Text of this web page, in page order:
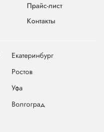
Прайс-лист
Контакты
Екатеринбург
Ростов
Уфа
Волгоград